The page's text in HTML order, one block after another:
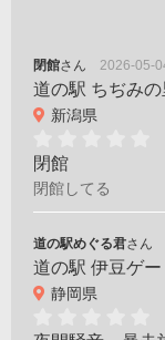
閉館さん 2026-05-
道の駅 ちぢみ
新潟県
閉館
閉館してる
道の駅めぐる君さん
道の駅 伊豆ゲ
静岡県